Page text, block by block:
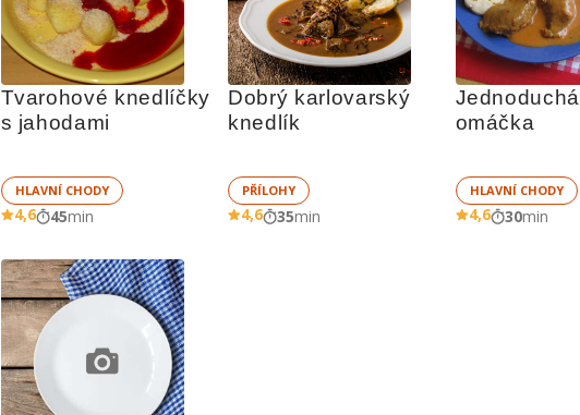
Tvarohové knedlíčky
s jahodami
HLAVNÍ CHODY
4,6 45min
Dobrý karlovarský
knedlík
PŘÍLOHY
4,6 35min
omáčka
HLAVNÍ CHODY
4,6 30min